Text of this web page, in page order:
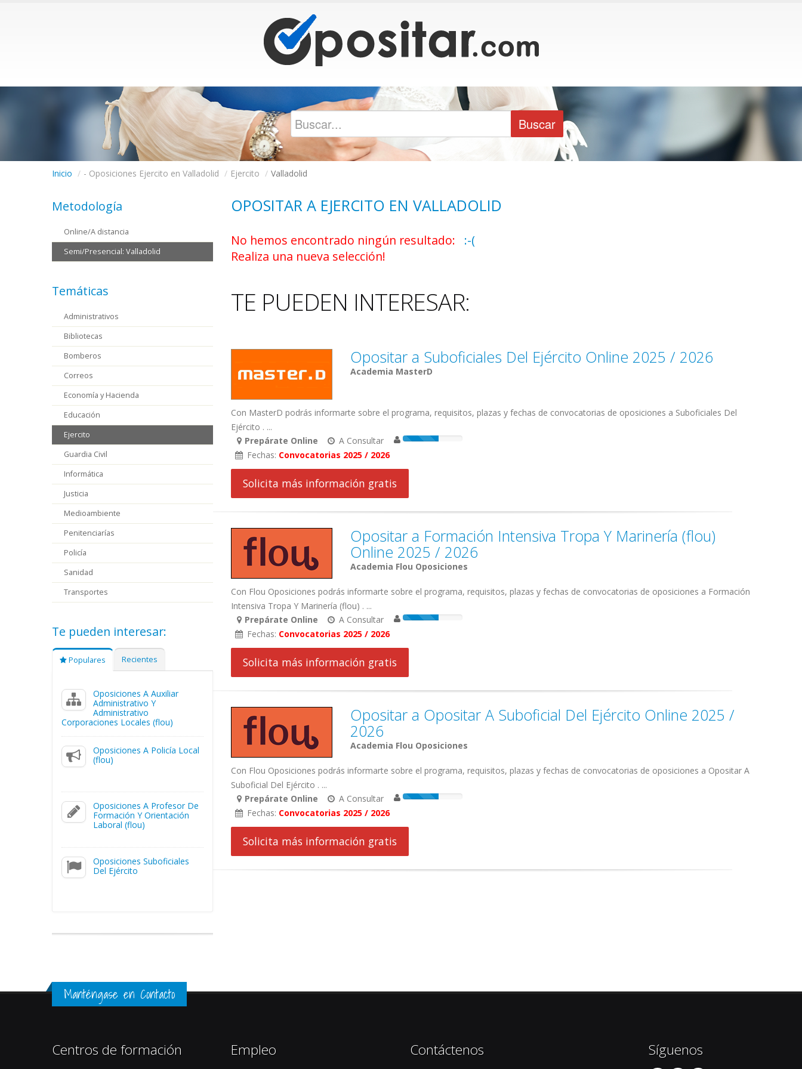
Inicio / - Oposiciones Ejercito en Valladolid / Ejercito / Valladolid
OPOSITAR A EJERCITO EN VALLADOLID
No hemos encontrado ningún resultado: :-(
Realiza una nueva selección!
TE PUEDEN INTERESAR:
Opositar a Suboficiales Del Ejército Online 2025 / 2026
Academia MasterD
Con MasterD podrás informarte sobre el programa, requisitos, plazas y fechas de convocatorias de oposiciones a Suboficiales Del
Ejército . ...
Prepárate Online
A Consultar
Fechas: Convocatorias 2025 / 2026
Solicita más información gratis
Opositar a Formación Intensiva Tropa Y Marinería (flou)
Online 2025 / 2026
Academia Flou Oposiciones
Con Flou Oposiciones podrás informarte sobre el programa, requisitos, plazas y fechas de convocatorias de oposiciones a Formación
Intensiva Tropa Y Marinería (flou) . ...
Prepárate Online
A Consultar
Fechas: Convocatorias 2025 / 2026
Solicita más información gratis
Opositar a Opositar A Suboficial Del Ejército Online 2025 /
2026
Academia Flou Oposiciones
Con Flou Oposiciones podrás informarte sobre el programa, requisitos, plazas y fechas de convocatorias de oposiciones a Opositar A
Suboficial Del Ejército . ...
Prepárate Online
A Consultar
Fechas: Convocatorias 2025 / 2026
Solicita más información gratis
Metodología
Online/A distancia
Semi/Presencial: Valladolid
Temáticas
Administrativos
Bibliotecas
Bomberos
Correos
Economía y Hacienda
Educación
Ejercito
Guardia Civil
Informática
Justicia
Medioambiente
Penitenciarías
Policía
Sanidad
Transportes
Te pueden interesar:
Populares Recientes
Oposiciones A Auxiliar
Administrativo Y
Administrativo
Corporaciones Locales (flou)
Oposiciones A Policía Local
(flou)
Oposiciones A Profesor De
Formación Y Orientación
Laboral (flou)
Oposiciones Suboficiales
Del Ejército
Manténgase en Contacto
Centros de formación Empleo Contáctenos Síguenos